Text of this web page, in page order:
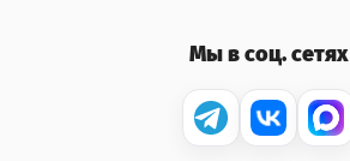
Мы в соц. сетях